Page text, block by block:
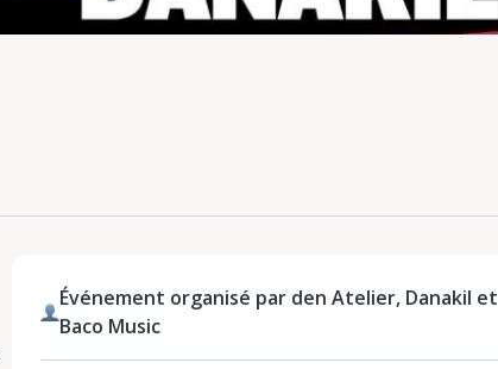
Événement organisé par den Atelier, Danakil et
Baco Music